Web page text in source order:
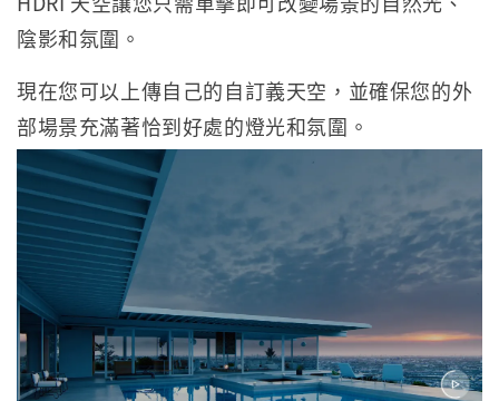
陰影和氛圍。
現在您可以上傳自己的自訂義天空，並確保您的外
部場景充滿著恰到好處的燈光和氛圍。